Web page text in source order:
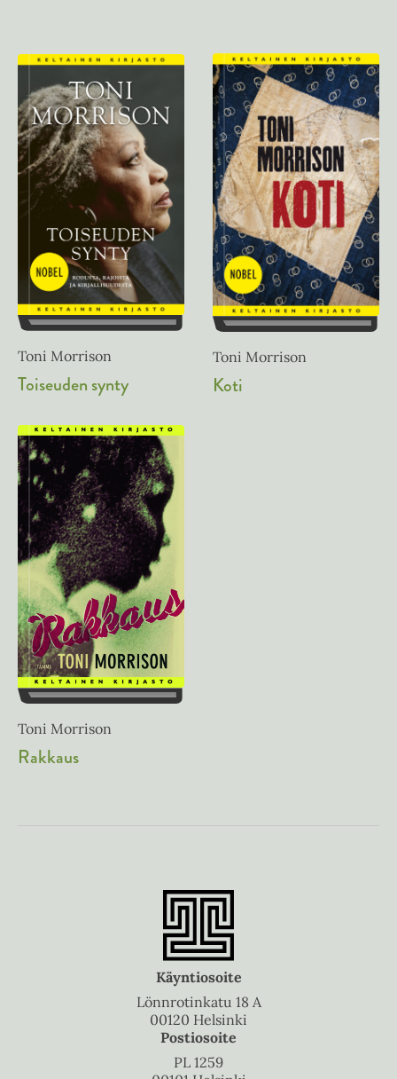
Toni Morrison
Toiseuden synty
Toni Morrison
Koti
Toni Morrison
Rakkaus
Käyntiosoite
Lönnrotinkatu 18 A
00120 Helsinki
Postiosoite
PL 1259